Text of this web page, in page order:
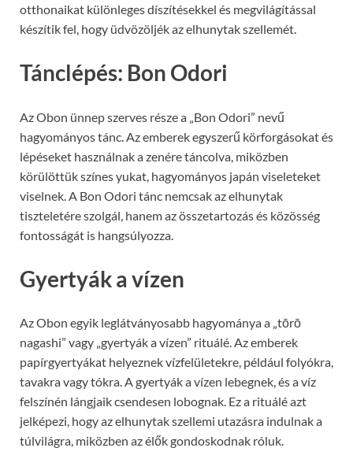
otthonaikat különleges díszítésekkel és megvilágítással
készítik fel, hogy üdvözöljék az elhunytak szellemét.
Tánclépés: Bon Odori
Az Obon ünnep szerves része a „Bon Odori” nevű
hagyományos tánc. Az emberek egyszerű körforgásokat és
lépéseket használnak a zenére táncolva, miközben
körülöttük színes yukat, hagyományos japán viseleteket
viselnek. A Bon Odori tánc nemcsak az elhunytak
tiszteletére szolgál, hanem az összetartozás és közösség
fontosságát is hangsúlyozza.
Gyertyák a vízen
Az Obon egyik leglátványosabb hagyománya a „tōrō
nagashi” vagy „gyertyák a vízen” rituálé. Az emberek
papírgyertyákat helyeznek vízfelületekre, például folyókra,
tavakra vagy tókra. A gyertyák a vízen lebegnek, és a víz
felszínén lángjaik csendesen lobognak. Ez a rituálé azt
jelképezi, hogy az elhunytak szellemi utazásra indulnak a
túlvilágra, miközben az élők gondoskodnak róluk.